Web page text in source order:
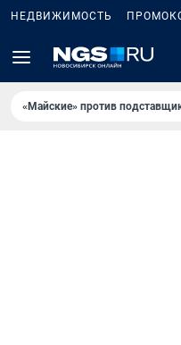
НЕДВИЖИМОСТЬ
«Майские» против